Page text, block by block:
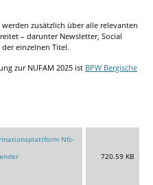
zusätzlich über alle relevanten
– darunter Newsletter, Social
einzelnen Titel.
zur NUFAM 2025 ist BPW Bergische
Nfz-
720.59 KB